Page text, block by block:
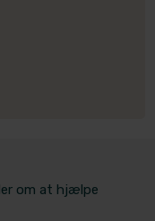
om at hjælpe